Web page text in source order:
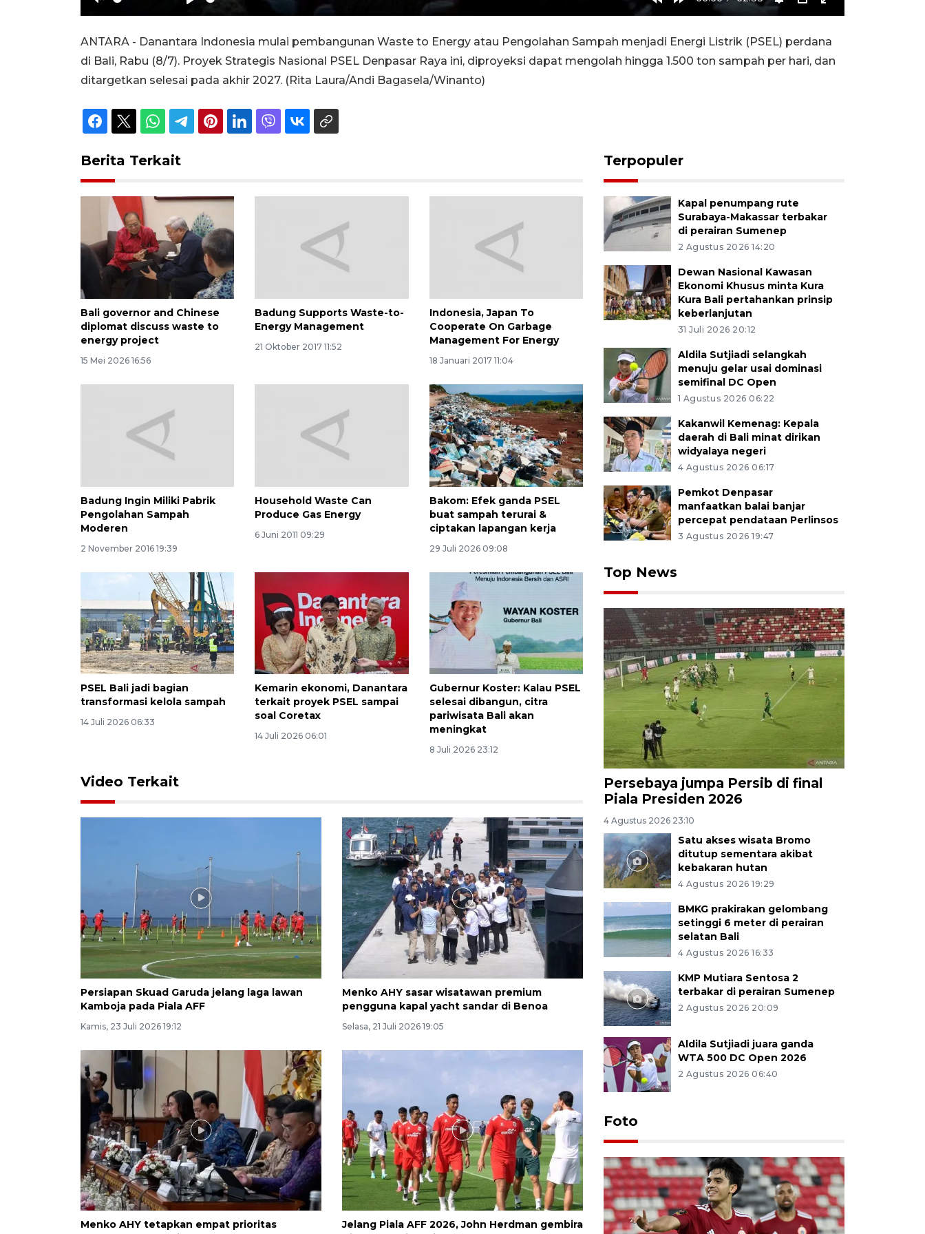
Unmute Play
RewindForward
Settings
PIP Enter
ANTARA - Danantara Indonesia mulai pembangunan Waste to Energy atau Pengolahan Sampah menjadi Energi Listrik (PSEL) perdana
di Bali, Rabu (8/7). Proyek Strategis Nasional PSEL Denpasar Raya ini, diproyeksi dapat mengolah hingga 1.500 ton sampah per hari, dan
ditargetkan selesai pada akhir 2027. (Rita Laura/Andi Bagasela/Winanto)
Berita Terkait
Bali governor and Chinese
diplomat discuss waste to
energy project
15 Mei 2026 16:56
Badung Supports Waste-to-
Energy Management
21 Oktober 2017 11:52
Indonesia, Japan To
Cooperate On Garbage
Management For Energy
18 Januari 2017 11:04
Badung Ingin Miliki Pabrik
Pengolahan Sampah
Moderen
2 November 2016 19:39
Household Waste Can
Produce Gas Energy
6 Juni 2011 09:29
Bakom: Efek ganda PSEL
buat sampah terurai &
ciptakan lapangan kerja
29 Juli 2026 09:08
PSEL Bali jadi bagian
transformasi kelola sampah
14 Juli 2026 06:33
Kemarin ekonomi, Danantara
terkait proyek PSEL sampai
soal Coretax
14 Juli 2026 06:01
Gubernur Koster: Kalau PSEL
selesai dibangun, citra
pariwisata Bali akan
meningkat
8 Juli 2026 23:12
Video Terkait
Persiapan Skuad Garuda jelang laga lawan
Kamboja pada Piala AFF
Kamis, 23 Juli 2026 19:12
Menko AHY sasar wisatawan premium
pengguna kapal yacht sandar di Benoa
Selasa, 21 Juli 2026 19:05
Menko AHY tetapkan empat prioritas
Jelang Piala AFF 2026, John Herdman gembira
Terpopuler
Kapal penumpang rute
Surabaya-Makassar terbakar
di perairan Sumenep
2 Agustus 2026 14:20
Dewan Nasional Kawasan
Ekonomi Khusus minta Kura
Kura Bali pertahankan prinsip
keberlanjutan
31 Juli 2026 20:12
Aldila Sutjiadi selangkah
menuju gelar usai dominasi
semifinal DC Open
1 Agustus 2026 06:22
Kakanwil Kemenag: Kepala
daerah di Bali minat dirikan
widyalaya negeri
4 Agustus 2026 06:17
Pemkot Denpasar
manfaatkan balai banjar
percepat pendataan Perlinsos
3 Agustus 2026 19:47
Top News
Persebaya jumpa Persib di final
Piala Presiden 2026
4 Agustus 2026 23:10
Satu akses wisata Bromo
ditutup sementara akibat
kebakaran hutan
4 Agustus 2026 19:29
BMKG prakirakan gelombang
setinggi 6 meter di perairan
selatan Bali
4 Agustus 2026 16:33
KMP Mutiara Sentosa 2
terbakar di perairan Sumenep
2 Agustus 2026 20:09
Aldila Sutjiadi juara ganda
WTA 500 DC Open 2026
2 Agustus 2026 06:40
Foto